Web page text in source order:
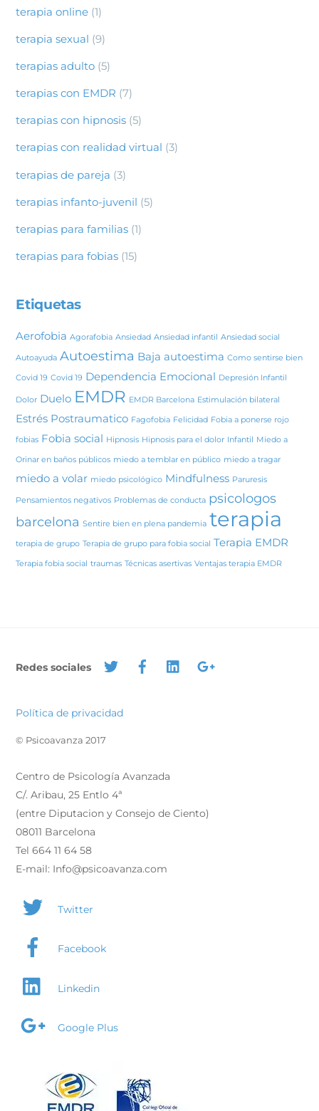
terapia online (1)
terapia sexual (9)
terapias adulto (5)
terapias con EMDR (7)
terapias con hipnosis (5)
terapias con realidad virtual (3)
terapias de pareja (3)
terapias infanto-juvenil (5)
terapias para familias (1)
terapias para fobias (15)
Etiquetas
Aerofobia Agorafobia Ansiedad Ansiedad infantil Ansiedad social
Autoayuda Autoestima Baja autoestima Como sentirse bien
Covid 19 Covid 19 Dependencia Emocional Depresión Infantil
Dolor Duelo EMDR EMDR Barcelona Estimulación bilateral
Estrés Postraumatico Fagofobia Felicidad Fobia a ponerse rojo
fobias Fobia social Hipnosis Hipnosis para el dolor Infantil Miedo a
Orinar en baños públicos miedo a temblar en público miedo a tragar
miedo a volar miedo psicológico Mindfulness Paruresis
Pensamientos negativos Problemas de conducta psicologos
barcelona Sentire bien en plena pandemia terapia
terapia de grupo Terapia de grupo para fobia social Terapia EMDR
Terapia fobia social traumas Técnicas asertivas Ventajas terapia EMDR
Redes sociales
Política de privacidad
© Psicoavanza 2017
Centro de Psicología Avanzada
C/. Aribau, 25 Entlo 4ª
(entre Diputacion y Consejo de Ciento)
08011 Barcelona
Tel 664 11 64 58
E-mail: Info@psicoavanza.com
Twitter
Facebook
Linkedin
Google Plus